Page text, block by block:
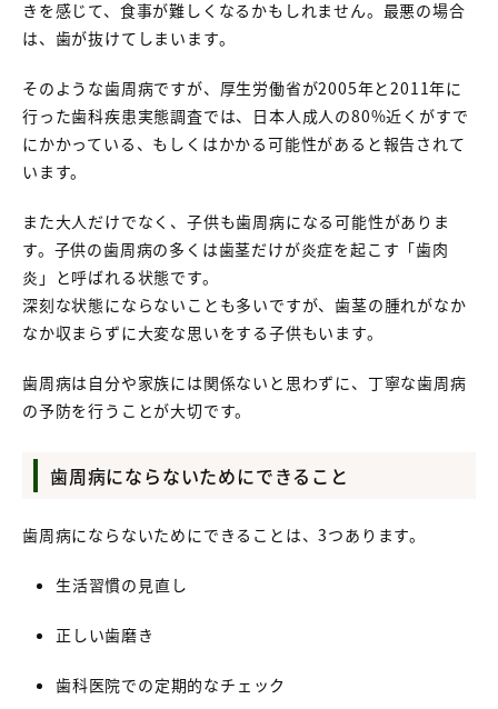
きを感じて、食事が難しくなるかもしれません。最悪の場合
は、歯が抜けてしまいます。
そのような歯周病ですが、厚生労働省が2005年と2011年に
行った歯科疾患実態調査では、日本人成人の80%近くがすで
にかかっている、もしくはかかる可能性があると報告されて
います。
また大人だけでなく、子供も歯周病になる可能性がありま
す。子供の歯周病の多くは歯茎だけが炎症を起こす「歯肉
炎」と呼ばれる状態です。
深刻な状態にならないことも多いですが、歯茎の腫れがなか
なか収まらずに大変な思いをする子供もいます。
歯周病は自分や家族には関係ないと思わずに、丁寧な歯周病
の予防を行うことが大切です。
歯周病にならないためにできること
歯周病にならないためにできることは、3つあります。
生活習慣の見直し
正しい歯磨き
歯科医院での定期的なチェック